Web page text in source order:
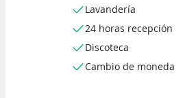
Lavandería
24 horas recepción
Discoteca
Cambio de moneda